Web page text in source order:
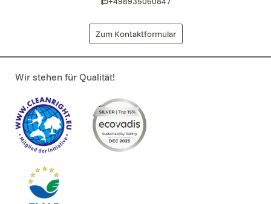
Zum Kontaktformular
Wir stehen für Qualität!